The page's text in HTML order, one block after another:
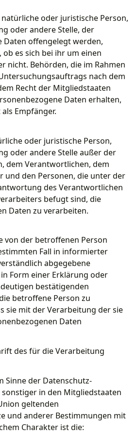
oder juristische Person,
oder andere Stelle, der
Daten offengelegt werden,
es sich bei ihr um einen
nicht. Behörden, die im Rahmen
nach dem
Recht der Mitgliedstaaten
Daten erhalten,
Empfänger.
oder juristische Person,
oder andere Stelle außer der
dem Verantwortlichen, dem
und den Personen, die unter der
des Verantwortlichen
befugt sind, die
Daten zu verarbeiten.
von der betroffenen Person
Fall in informierter
abgegebene
Form einer Erklärung oder
bestätigenden
betroffene Person zu
sie mit der Verarbeitung der sie
Daten
des für die Verarbeitung
Sinne der Datenschutz-
in den Mitgliedstaaten
geltenden
und anderer Bestimmungen mit
Charakter ist die: